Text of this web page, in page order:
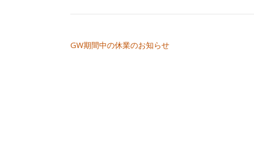
GW期間中の休業のお知らせ